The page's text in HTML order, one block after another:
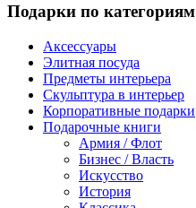
Подарки по категориям
Аксессуары
Элитная посуда
Предметы интерьера
Скульптура в интерьер
Корпоративные подарки
Подарочные книги
Армия / Флот
Бизнес / Власть
Искусство
История